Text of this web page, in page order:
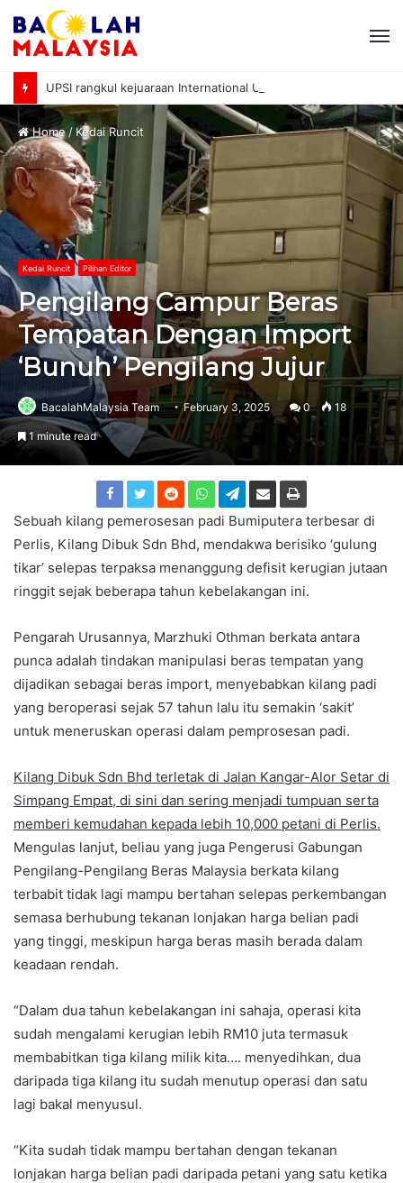
Home / Kedai Runcit
Kedai Runcit Pilihan Editor
Pengilang Campur Beras
Tempatan Dengan Import
‘Bunuh’ Pengilang Jujur
BacalahMalaysia Team February 3, 2025 0 18
1 minute read
Sebuah kilang pemerosesan padi Bumiputera terbesar di
Perlis, Kilang Dibuk Sdn Bhd, mendakwa berisiko ‘gulung
tikar’ selepas terpaksa menanggung defisit kerugian jutaan
ringgit sejak beberapa tahun kebelakangan ini.
Pengarah Urusannya, Marzhuki Othman berkata antara
punca adalah tindakan manipulasi beras tempatan yang
dijadikan sebagai beras import, menyebabkan kilang padi
yang beroperasi sejak 57 tahun lalu itu semakin ‘sakit’
untuk meneruskan operasi dalam pemprosesan padi.
Kilang Dibuk Sdn Bhd terletak di Jalan Kangar-Alor Setar di
Simpang Empat, di sini dan sering menjadi tumpuan serta
memberi kemudahan kepada lebih 10,000 petani di Perlis.
Mengulas lanjut, beliau yang juga Pengerusi Gabungan
Pengilang-Pengilang Beras Malaysia berkata kilang
terbabit tidak lagi mampu bertahan selepas perkembangan
semasa berhubung tekanan lonjakan harga belian padi
yang tinggi, meskipun harga beras masih berada dalam
keadaan rendah.
“Dalam dua tahun kebelakangan ini sahaja, operasi kita
sudah mengalami kerugian lebih RM10 juta termasuk
membabitkan tiga kilang milik kita…. menyedihkan, dua
daripada tiga kilang itu sudah menutup operasi dan satu
lagi bakal menyusul.
“Kita sudah tidak mampu bertahan dengan tekanan
lonjakan harga belian padi daripada petani yang satu ketika